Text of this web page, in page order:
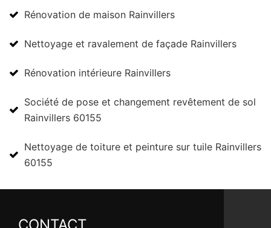
Rénovation de maison Rainvillers
Nettoyage et ravalement de façade Rainvillers
Rénovation intérieure Rainvillers
Société de pose et changement revêtement de sol
Rainvillers 60155
Nettoyage de toiture et peinture sur tuile Rainvillers
60155